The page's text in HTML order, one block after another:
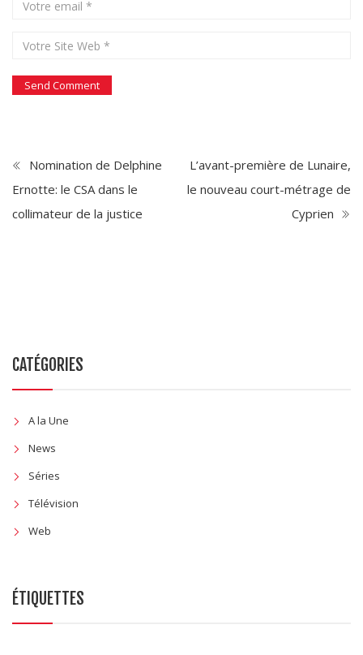
Nomination de Delphine
Ernotte: le CSA dans le
collimateur de la justice
L’avant-première de Lunaire,
le nouveau court-métrage de
Cyprien
CATÉGORIES
A la Une
News
Séries
Télévision
Web
ÉTIQUETTES